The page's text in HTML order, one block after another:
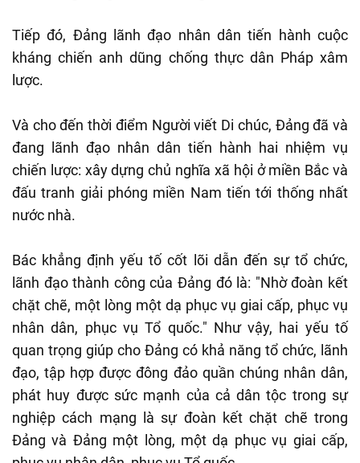
Tiếp đó, Đảng lãnh đạo nhân dân tiến hành cuộc
kháng chiến anh dũng chống thực dân Pháp xâm
lược.
Và cho đến thời điểm Người viết Di chúc, Đảng đã và
đang lãnh đạo nhân dân tiến hành hai nhiệm vụ
chiến lược: xây dựng chủ nghĩa xã hội ở miền Bắc và
đấu tranh giải phóng miền Nam tiến tới thống nhất
nước nhà.
Bác khẳng định yếu tố cốt lõi dẫn đến sự tổ chức,
lãnh đạo thành công của Đảng đó là: "Nhờ đoàn kết
chặt chẽ, một lòng một dạ phục vụ giai cấp, phục vụ
nhân dân, phục vụ Tổ quốc." Như vậy, hai yếu tố
quan trọng giúp cho Đảng có khả năng tổ chức, lãnh
đạo, tập hợp được đông đảo quần chúng nhân dân,
phát huy được sức mạnh của cả dân tộc trong sự
nghiệp cách mạng là sự đoàn kết chặt chẽ trong
Đảng và Đảng một lòng, một dạ phục vụ giai cấp,